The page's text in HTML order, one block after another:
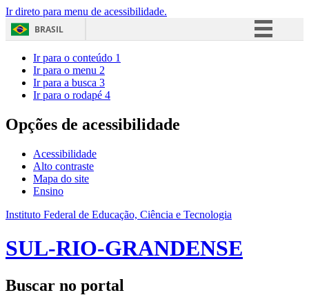
Ir direto para menu de acessibilidade.
BRASIL
Acesso à informação
Ir para o conteúdo 1
Ir para o menu 2
Ir para a busca 3
Ir para o rodapé 4
Opções de acessibilidade
Acessibilidade
Alto contraste
Mapa do site
Ensino
Instituto Federal de Educação, Ciência e Tecnologia
SUL-RIO-GRANDENSE
Buscar no portal